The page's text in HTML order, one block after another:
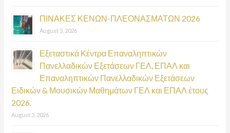
ΠΙΝΑΚΕΣ ΚΕΝΩΝ-ΠΛΕΟΝΑΣΜΑΤΩΝ 2026
August 3, 2026
Εξεταστικά Κέντρα Επαναληπτικών
Πανελλαδικών Εξετάσεων ΓΕΛ, ΕΠΑΛ και
Επαναληπτικών Πανελλαδικών Εξετάσεων
Ειδικών & Μουσικών Μαθημάτων ΓΕΛ και ΕΠΑΛ έτους
2026.
August 3, 2026